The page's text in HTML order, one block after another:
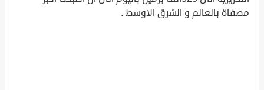
مصفاة بالعالم و الشرق الاوسط .